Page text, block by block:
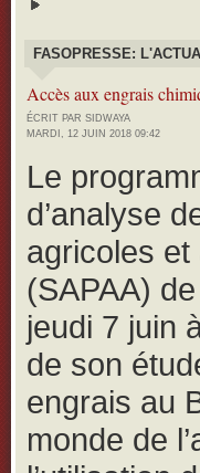
FASOPRESSE:
Accès aux engrais
ÉCRIT PAR SIDWAYA
MARDI, 12 JUIN 2018 09:42
Le
d’analyse
agricoles et
(SAPAA)
jeudi 7 juin
de son
engrais au
monde de